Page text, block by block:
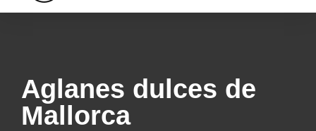
Aglanes dulces de
Mallorca